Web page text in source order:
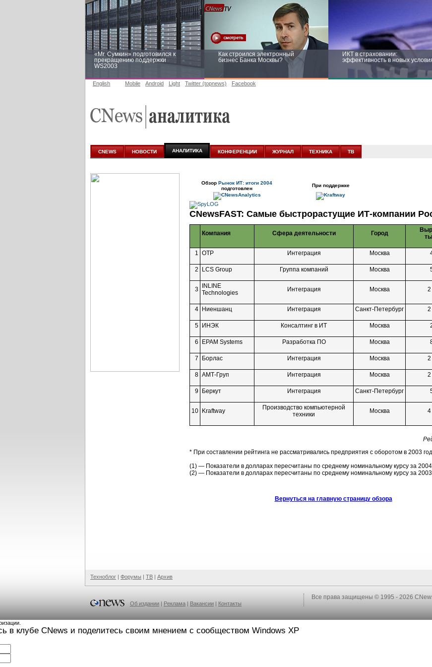
«Mr. Сумкин» подготовился к
прекращению поддержки
WS2003
Как строился электронный
бизнес Банка Москвы?
ИКТ в страховании:
эффективность в новых
аналитике
новых условиях
English Mobile Android Light Twitter (topnews) Facebook
CNEWS НОВОСТИ АНАЛИТИКА КОНФЕРЕНЦИИ ЖУРНАЛ ТЕХНИКА ТВ
Обзор Рынок ИТ: итоги 2004
подготовлен
При поддержке
CNewsFAST: Самые быстрорастущие ИТ-компании
Компания Сфера деятельности Город
1 ОТР Интеграция Москва
2 LCS Group Группа компаний Москва
3
INLINE
Technologies
Интеграция Москва 2
4 Ниеншанц Интеграция Санкт-Петербург 2
5 ИНЭК Консалтинг в ИТ Москва
6 EPAM Systems Разработка ПО Москва
7 Борлас Интеграция Москва 2
8 АМТ-Груп Интеграция Москва 2
9 Беркут Интеграция Санкт-Петербург
10 Kraftway
Производство компьютерной
техники
Москва 4
* При составлении рейтинга не рассматривались предприятия с оборотом в 2003
(1) — Показатели в долларах пересчитаны по среднему номинальному курсу за
(2) — Показатели в долларах пересчитаны по среднему номинальному курсу за
Вернуться на главную страницу обзора
Техноблог | Форумы | ТВ | Архив
Об издании | Реклама | Вакансии | Контакты
Все права защищены © 1995 - 2026
в клубе CNews и поделитесь своим мнением с сообществом Windows XP